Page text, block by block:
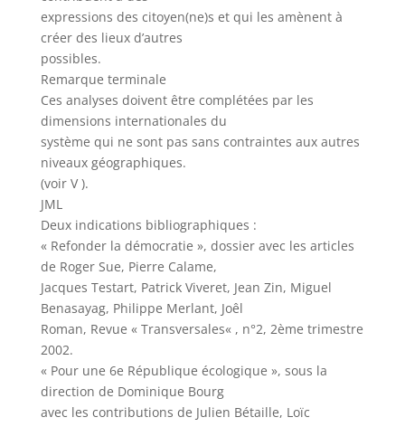
expressions des citoyen(ne)s et qui les amènent à
créer des lieux d’autres
possibles.
Remarque terminale
Ces analyses doivent être complétées par les
dimensions internationales du
système qui ne sont pas sans contraintes aux autres
niveaux géographiques.
(voir V ).
JML
Deux indications bibliographiques :
« Refonder la démocratie », dossier avec les articles
de Roger Sue, Pierre Calame,
Jacques Testart, Patrick Viveret, Jean Zin, Miguel
Benasayag, Philippe Merlant, Joêl
Roman, Revue « Transversales« , n°2, 2ème trimestre
2002.
« Pour une 6e République écologique », sous la
direction de Dominique Bourg
avec les contributions de Julien Bétaille, Loïc